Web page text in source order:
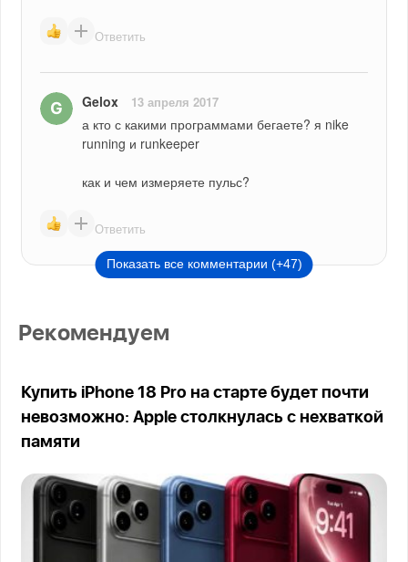
Ответить
Gelox 13 апреля 2017
а кто с какими программами бегаете? я nike
running и runkeeper
как и чем измеряете пульс?
Ответить
Показать все комментарии (+47)
Рекомендуем
Купить iPhone 18 Pro на старте будет почти
невозможно: Apple столкнулась с нехваткой
памяти